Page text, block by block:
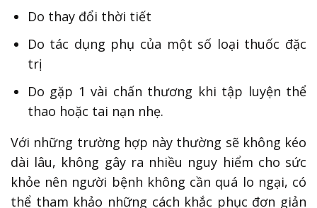
Do thay đổi thời tiết
Do tác dụng phụ của một số loại thuốc đặc
trị
Do gặp 1 vài chấn thương khi tập luyện thể
thao hoặc tai nạn nhẹ.
Với những trường hợp này thường sẽ không kéo
dài lâu, không gây ra nhiều nguy hiểm cho sức
khỏe nên người bệnh không cần quá lo ngại, có
thể tham khảo những cách khắc phục đơn giản